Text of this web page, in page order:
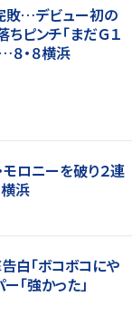
敗…デビュー初の
ちピンチ「まだＧ１
８・８横浜
モロニーを破り２連
横浜
白「ボコボコにや
「強かった」